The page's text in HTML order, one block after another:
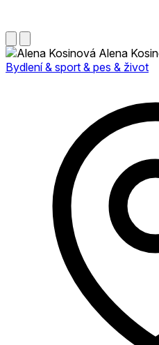
Alena
Bydlení & sport & pes & život